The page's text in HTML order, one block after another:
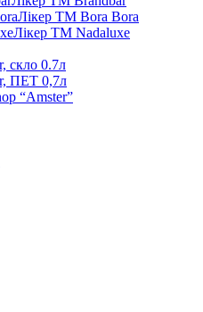
Лікер ТМ Bora Bora
Лікер ТМ Nadaluxe
скло 0.7л
ПЕТ 0,7л
“Amster”